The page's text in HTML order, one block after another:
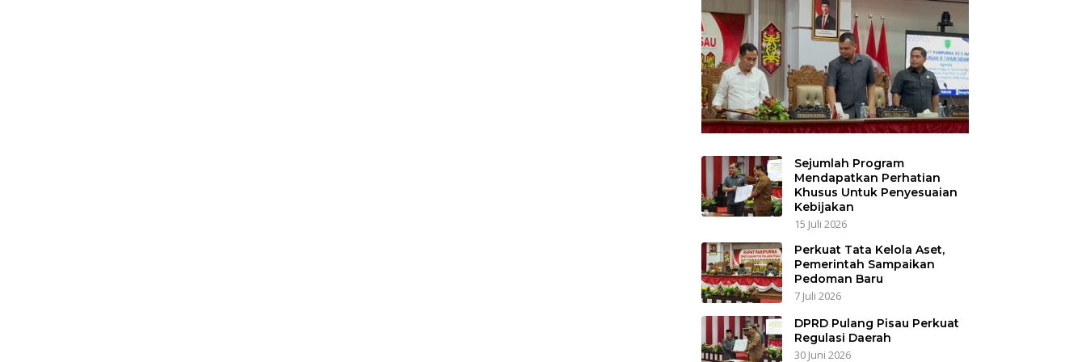
Sejumlah Program
Mendapatkan Perhatian
Khusus Untuk Penyesuaian
Kebijakan
15 Juli 2026
Perkuat Tata Kelola Aset,
Pemerintah Sampaikan
Pedoman Baru
7 Juli 2026
DPRD Pulang Pisau Perkuat
Regulasi Daerah
30 Juni 2026